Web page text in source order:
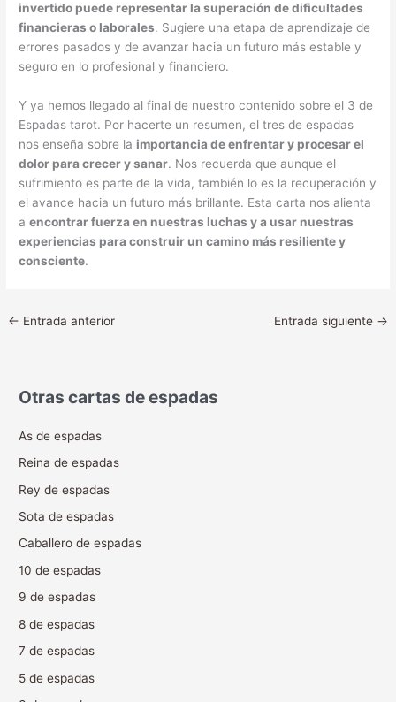
invertido puede representar la superación de dificultades
financieras o laborales. Sugiere una etapa de aprendizaje de
errores pasados y de avanzar hacia un futuro más estable y
seguro en lo profesional y financiero.
Y ya hemos llegado al final de nuestro contenido sobre el 3 de
Espadas tarot. Por hacerte un resumen, el tres de espadas
nos enseña sobre la importancia de enfrentar y procesar el
dolor para crecer y sanar. Nos recuerda que aunque el
sufrimiento es parte de la vida, también lo es la recuperación y
el avance hacia un futuro más brillante. Esta carta nos alienta
aencontrar fuerza en nuestras luchas y a usar nuestras
experiencias para construir un camino más resiliente y
consciente.
← Entrada anterior Entrada siguiente →
Otras cartas de espadas
As de espadas
Reina de espadas
Rey de espadas
Sota de espadas
Caballero de espadas
10 de espadas
9 de espadas
8 de espadas
7 de espadas
5 de espadas